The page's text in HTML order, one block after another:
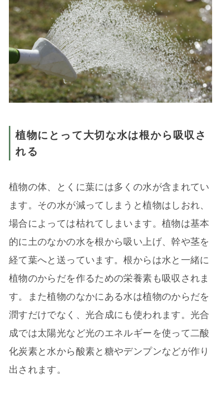
植物にとって大切な水は根から吸収さ
れる
植物の体、とくに葉には多くの水が含まれてい
ます。その水が減ってしまうと植物はしおれ、
場合によっては枯れてしまいます。植物は基本
的に土のなかの水を根から吸い上げ、幹や茎を
経て葉へと送っています。根からは水と一緒に
植物のからだを作るための栄養素も吸収されま
す。また植物のなかにある水は植物のからだを
潤すだけでなく、光合成にも使われます。光合
成では太陽光など光のエネルギーを使って二酸
化炭素と水から酸素と糖やデンプンなどが作り
出されます。